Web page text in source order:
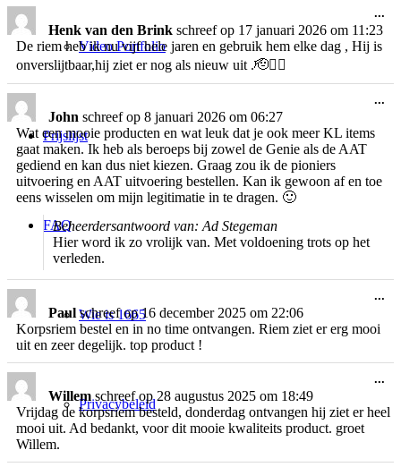
Video Portfolio
Prijslijst
FAQ
Wie is 1665
Privacybeleid
Henk van den Brink schreef op 17 januari 2026 om 11:23
De riem heb ik nu vijf hele jaren en gebruik hem elke dag , Hij is
onverslijtbaar,hij ziet er nog als nieuw uit .🫡👍🏻
...
John schreef op 8 januari 2026 om 06:27
Wat een mooie producten en wat leuk dat je ook meer KL items
gaat maken. Ik heb als beroeps bij zowel de Genie als de AAT
gediend en kan dus niet kiezen. Graag zou ik de pioniers
uitvoering en AAT uitvoering bestellen. Kan ik gewoon af en toe
eens wisselen om mijn legitimatie in te dragen. 🙂
Beheerdersantwoord van: Ad Stegeman
Hier word ik zo vrolijk van. Met voldoening trots op het
verleden.
...
Paulschreef op16 december 2025 om 22:06
Korpsriem bestel en in no time ontvangen. Riem ziet er erg mooi
uit en zeer degelijk. top product !
...
Willemschreef op28 augustus 2025 om 18:49
Vrijdag de korpsriem besteld, donderdag ontvangen hij ziet er heel
mooi uit. Ad bedankt, voor dit mooie kwaliteits product. groet
Willem.
...